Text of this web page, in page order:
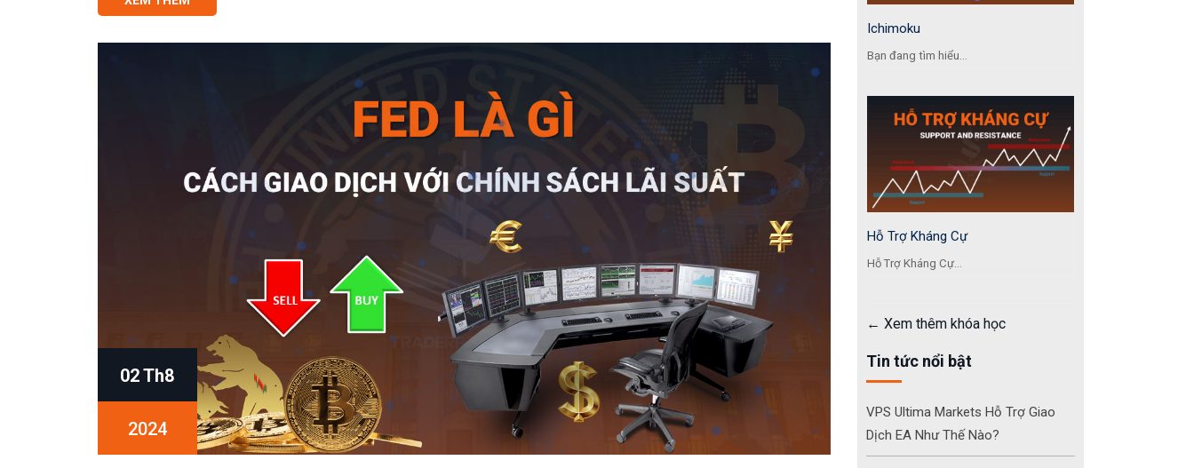
02 Th8
2024
Ichimoku
Bạn đang tìm hiểu...
Hỗ Trợ Kháng Cự
Hỗ Trợ Kháng Cự...
Xem thêm khóa học
Tin tức nổi bật
VPS Ultima Markets Hỗ Trợ Giao
Dịch EA Như Thế Nào?